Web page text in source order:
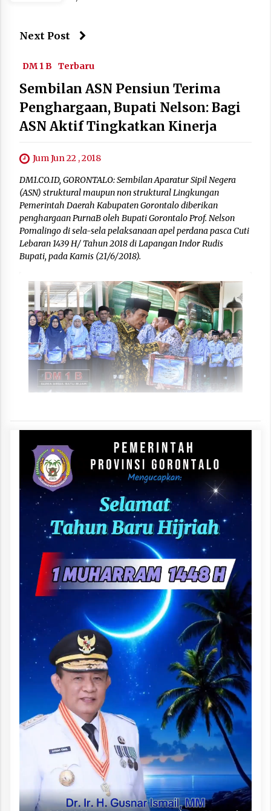
Next Post
DM 1 B Terbaru
Sembilan ASN Pensiun Terima
Penghargaan, Bupati Nelson: Bagi
ASN Aktif Tingkatkan Kinerja
Jum Jun 22 , 2018
DM1.CO.ID, GORONTALO: Sembilan Aparatur Sipil Negera
(ASN) struktural maupun non struktural Lingkungan
Pemerintah Daerah Kabupaten Gorontalo diberikan
penghargaan PurnaB oleh Bupati Gorontalo Prof. Nelson
Pomalingo di sela-sela pelaksanaan apel perdana pasca Cuti
Lebaran 1439 H/ Tahun 2018 di Lapangan Indor Rudis
Bupati, pada Kamis (21/6/2018).